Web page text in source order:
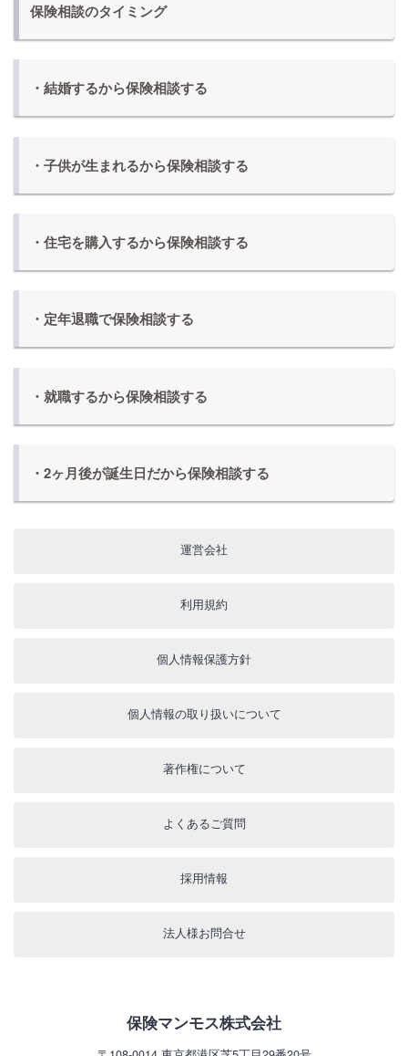
保険相談のタイミング
・結婚するから保険相談する
・子供が生まれるから保険相談する
・住宅を購入するから保険相談する
・定年退職で保険相談する
・就職するから保険相談する
・2ヶ月後が誕生日だから保険相談する
運営会社
利用規約
個人情報保護方針
個人情報の取り扱いについて
著作権について
よくあるご質問
採用情報
法人様お問合せ
保険マンモス株式会社